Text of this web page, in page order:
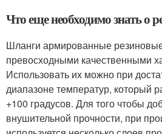
Что еще необходимо знать о
Шланги армированные
превосходными качественными
Использовать их можно при
диапазоне температур, который
+100 градусов. Для того чтобы
внушительной прочности, при